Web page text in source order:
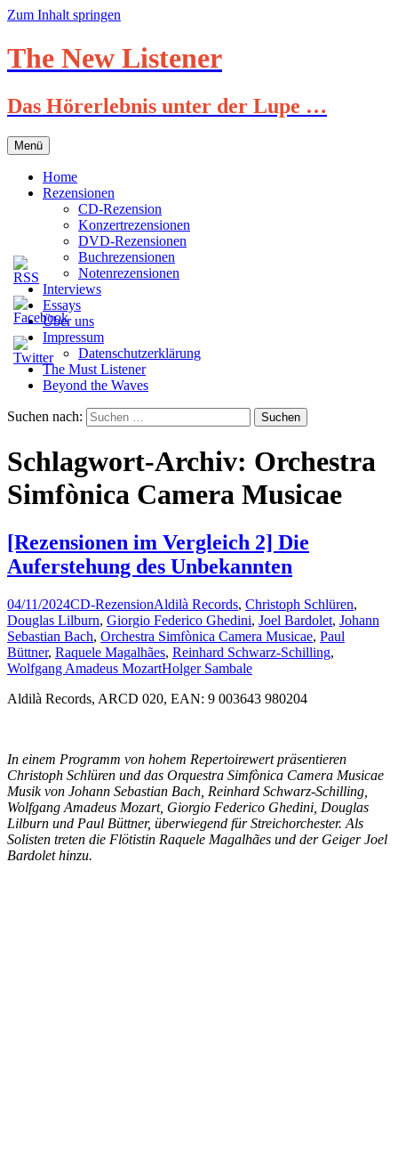
Zum Inhalt springen
The New Listener
Das Hörerlebnis unter der Lupe …
Menü
Home
Rezensionen
CD-Rezension
Konzertrezensionen
DVD-Rezensionen
Buchrezensionen
Notenrezensionen
Interviews
Essays
Über uns
Impressum
Datenschutzerklärung
The Must Listener
Beyond the Waves
Suchen nach:
Schlagwort-Archiv: Orchestra
Simfònica Camera Musicae
[Rezensionen im Vergleich 2] Die
Auferstehung des Unbekannten
04/11/2024CD-RezensionAldilà Records, Christoph Schlüren,
Douglas Lilburn, Giorgio Federico Ghedini, Joel Bardolet, Johann
Sebastian Bach, Orchestra Simfònica Camera Musicae, Paul
Büttner, Raquele Magalhães, Reinhard Schwarz-Schilling,
Wolfgang Amadeus MozartHolger Sambale
Aldilà Records, ARCD 020, EAN: 9 003643 980204
In einem Programm von hohem Repertoirewert präsentieren
Christoph Schlüren und das Orquestra Simfònica Camera Musicae
Musik von Johann Sebastian Bach, Reinhard Schwarz-Schilling,
Wolfgang Amadeus Mozart, Giorgio Federico Ghedini, Douglas
Lilburn und Paul Büttner, überwiegend für Streichorchester. Als
Solisten treten die Flötistin Raquele Magalhães und der Geiger Joel
Bardolet hinzu.